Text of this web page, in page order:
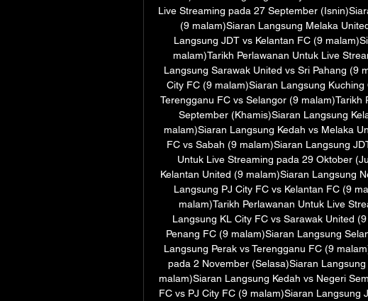
Live Streaming pada 27 September
(9 malam)Siaran Langsung Melaka
Langsung JDT vs Kelantan FC (9
malam)Tarikh Perlawanan Untuk Live
Langsung Sarawak United vs Sri Pahang (9
City FC (9 malam)Siaran Langsung
Terengganu FC vs Selangor (9
September (Khamis)Siaran Langsung
malam)Siaran Langsung Kedah vs Melaka
FC vs Sabah (9 malam)Siaran Langsung
Untuk Live Streaming pada 29 Oktober
Kelantan United (9 malam)Siaran Langsung
Langsung PJ City FC vs Kelantan FC (9
malam)Tarikh Perlawanan Untuk Live
Langsung KL City FC vs Sarawak United
Penang FC (9 malam)Siaran Langsung
Langsung Perak vs Terengganu FC (9
pada 2 November (Selasa)Siaran
malam)Siaran Langsung Kedah vs Negeri
FC vs PJ City FC (9 malam)Siaran Langsung